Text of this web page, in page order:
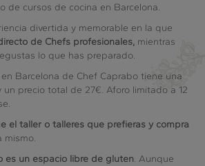
de cursos de cocina en Barcelona.
divertida y memorable en la que
de Chefs profesionales, mientras
lo que has preparado.
Barcelona de Chef Caprabo tiene una
un precio total de 27€. Aforo limitado a 12
el taller o talleres que prefieras y compra
mismo.
es un espacio libre de gluten. Aunque